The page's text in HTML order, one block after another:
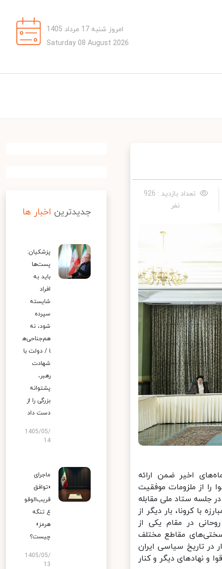
امروز شنبه 17 مرداد 1405
Saturday 08 August 2026
تعداد بازدید : 926
نفر
اخیر ضمن ارائه
از ملزومات موفقیت
ستاد ملی مقابله
کرونا، بار دیگر از
در مقام یکی از
مقاطع مختلف
تاریخ سیاسی ایران
نهادهای دیگر و کنار
جدیدترین اخبار ها
پزشکیان:
پست‌ها
باید به
افراد
شایسته
سپرده
شود، نه
هم‌جناحی‌ه
ا / دولت با
شهادت
رهبر،
پشتوانه
بزرگی را از
دست داد
1405/05/
14
ماجرای
«توافق
قریب‌الوقو
ع تنگه
هرمز»
چیست؟
1405/05/
13